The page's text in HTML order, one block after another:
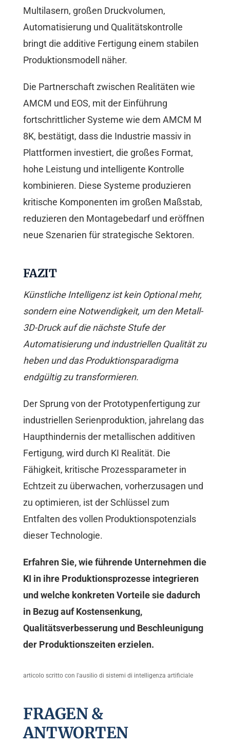
Multilasern, großen Druckvolumen,
Automatisierung und Qualitätskontrolle
bringt die additive Fertigung einem stabilen
Produktionsmodell näher.
Die Partnerschaft zwischen Realitäten wie
AMCM und EOS, mit der Einführung
fortschrittlicher Systeme wie dem AMCM M
8K, bestätigt, dass die Industrie massiv in
Plattformen investiert, die großes Format,
hohe Leistung und intelligente Kontrolle
kombinieren. Diese Systeme produzieren
kritische Komponenten im großen Maßstab,
reduzieren den Montagebedarf und eröffnen
neue Szenarien für strategische Sektoren.
FAZIT
Künstliche Intelligenz ist kein Optional mehr,
sondern eine Notwendigkeit, um den Metall-
3D-Druck auf die nächste Stufe der
Automatisierung und industriellen Qualität zu
heben und das Produktionsparadigma
endgültig zu transformieren.
Der Sprung von der Prototypenfertigung zur
industriellen Serienproduktion, jahrelang das
Haupthindernis der metallischen additiven
Fertigung, wird durch KI Realität. Die
Fähigkeit, kritische Prozessparameter in
Echtzeit zu überwachen, vorherzusagen und
zu optimieren, ist der Schlüssel zum
Entfalten des vollen Produktionspotenzials
dieser Technologie.
Erfahren Sie, wie führende Unternehmen die
KI in ihre Produktionsprozesse integrieren
und welche konkreten Vorteile sie dadurch
in Bezug auf Kostensenkung,
Qualitätsverbesserung und Beschleunigung
der Produktionszeiten erzielen.
articolo scritto con l'ausilio di sistemi di intelligenza artificiale
FRAGEN &
ANTWORTEN